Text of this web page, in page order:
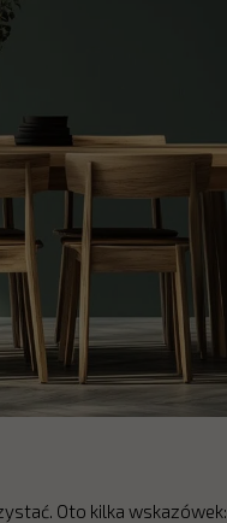
Oto kilka wskazówek: